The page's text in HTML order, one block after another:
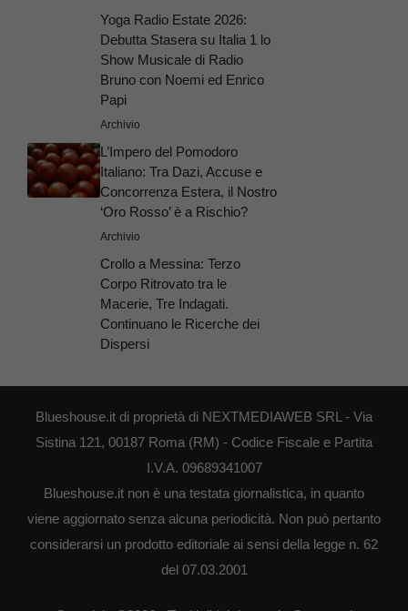
Yoga Radio Estate 2026:
Debutta Stasera su Italia 1 lo
Show Musicale di Radio
Bruno con Noemi ed Enrico
Papi
Archivio
L’Impero del Pomodoro
Italiano: Tra Dazi, Accuse e
Concorrenza Estera, il Nostro
‘Oro Rosso’ è a Rischio?
Archivio
Crollo a Messina: Terzo
Corpo Ritrovato tra le
Macerie, Tre Indagati.
Continuano le Ricerche dei
Dispersi
Blueshouse.it di proprietà di NEXTMEDIAWEB SRL - Via
Sistina 121, 00187 Roma (RM) - Codice Fiscale e Partita
I.V.A. 09689341007
Blueshouse.it non è una testata giornalistica, in quanto
viene aggiornato senza alcuna periodicità. Non può pertanto
considerarsi un prodotto editoriale ai sensi della legge n. 62
del 07.03.2001